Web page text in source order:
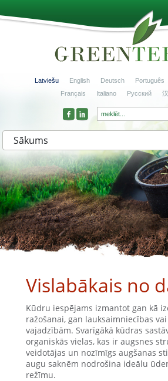
Latviešu English Deutsch Português
Français
Italiano Русский
Sākums
Vislabākais no
Kūdru iespējams izmantot gan kā
ražošanai, gan lauksaimniecības
vajadzībām. Svarīgākā kūdras
organiskās vielas, kas ir augsnes
veidotājas un nozīmīgs augšanas
augu saknēm nodrošina ideālu
režīmu.